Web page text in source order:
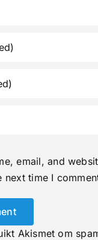
email, and
next time I
Akismet om